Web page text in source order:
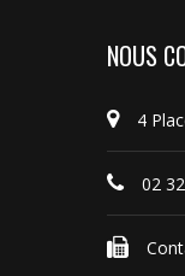
NOUS
4
02